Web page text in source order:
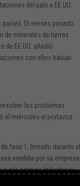
del país a EE.UU.
El viernes pasado,
de minerales de tierras
de EE.UU. añadió
con ellos habían
los problemas
el miércoles el portavoz
de fase 1, firmado durante el
vendida por su empresa
a sus propios individuos».